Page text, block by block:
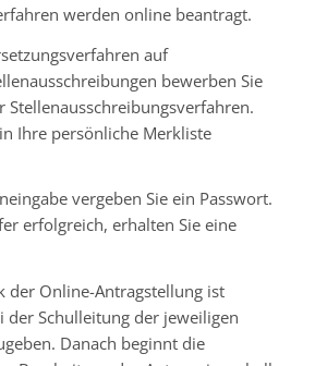
werden online beantragt.
auf
bewerben Sie
Stellenausschreibungsverfahren.
Ihre persönliche Merkliste
vergeben Sie ein Passwort.
erfolgreich, erhalten Sie eine
der Online-Antragstellung ist
der Schulleitung der jeweiligen
Danach beginnt die